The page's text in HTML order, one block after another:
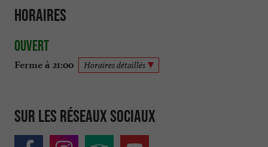
Horaires
Ouvert
Ferme à 21:00 Horaires détaillés
Sur les réseaux sociaux